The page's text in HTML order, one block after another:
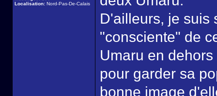
Localisation: Nord-Pas-De-Calais
D'ailleurs, je suis
"consciente" de
Umaru en
pour garder sa
bonne image